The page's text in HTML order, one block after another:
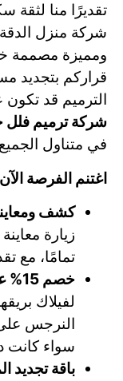
تقديرًا منا
شركة منزل
ومميزة مصممة
قراركم بتجديد
الترميم قد تكون
شركة ترميم
في متناول
اغتنم الفرصة
كشف
زيارة
تمامًا، مع
خصم 15% على ترميم الواجهات الخارجية:
لفيلاك
النرجس
سواء كانت
باقة تجديد